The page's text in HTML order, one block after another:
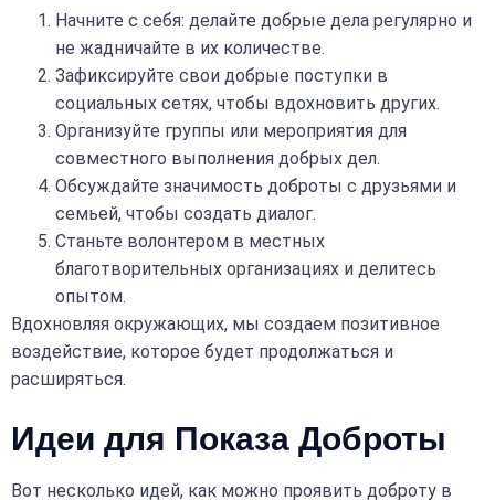
Начните с себя: делайте добрые дела регулярно и
не жадничайте в их количестве.
Зафиксируйте свои добрые поступки в
социальных сетях, чтобы вдохновить других.
Организуйте группы или мероприятия для
совместного выполнения добрых дел.
Обсуждайте значимость доброты с друзьями и
семьей, чтобы создать диалог.
Станьте волонтером в местных
благотворительных организациях и делитесь
опытом.
Вдохновляя окружающих, мы создаем позитивное
воздействие, которое будет продолжаться и
расширяться.
Идеи для Показа Доброты
Вот несколько идей, как можно проявить доброту в